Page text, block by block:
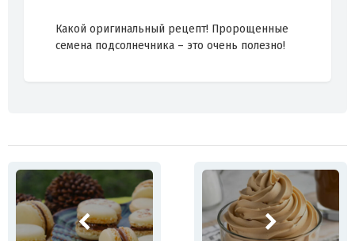
Какой оригинальный рецепт! Пророщенные
семена подсолнечника – это очень полезно!